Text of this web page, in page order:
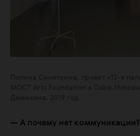
— А почему нет коммуникации?